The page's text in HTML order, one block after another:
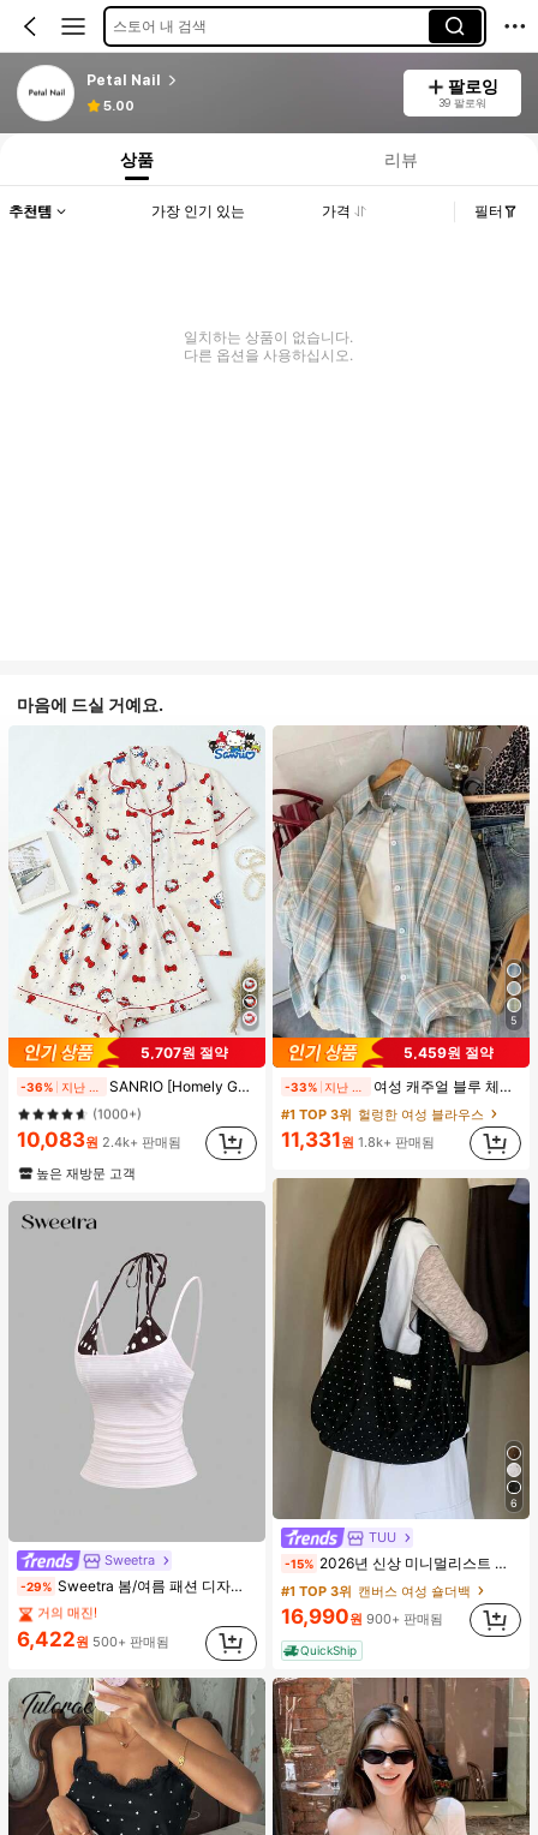
스토어 내 검색
Petal Nail
5.00
팔로잉
39 팔로워
상품 리뷰
추천템 가장 인기 있는 가격 필터
일치하는 상품이 없습니다.
다른 옵션을 사용하십시오.
마음에 드실 거예요.
5,707원 절약
-36% SANRIO [Homely Gents]2개/세트 여성 프린트 라펠 반팔 버튼 포켓 상의 및 보우 반바지 잠옷 세트, 캐주얼 홈웨어, 봄/여름에 적합
#1 TOP 3위
프라이드 월 여성 파자마 세트
(1000+)
#1 TOP 3위
프라이드 월 여성 파자마 세트
(1000+)
#1 TOP 3위
프라이드 월 여성 파자마 세트
(1000+)
#1 TOP 3위
프라이드 월 여성 파자마 세트
10,083원 2.4k+ 판매됨
높은 재방문 고객
Sweetra
-29% Sweetra 봄/여름 패션 디자인 핑크 스트라이프 브라운 폴카 도트 스파게티 스트랩 2 In 1 스위트 걸리시 비치 로맨틱 휴가 스타일 여성용 캐미 탱크 탑
#5 TOP 3위
거의 매진!
#5 TOP 3위
짧은 여성 탱크 탑 & 카미스
거의 매진!
#5 TOP 3위
짧은 여성 탱크 탑 & 카미스
거의 매진!
#5 TOP 3위
짧은 여성 탱크 탑 & 카미스
6,422원 500+ 판매됨
5
5,459원 절약
-33% 여성 캐주얼 블루 체크 긴팔 버튼 프론트 폴리에스터 셔츠, 레귤러 핏, 봄 의류, 편안한 스타일
#1 TOP 3위 헐렁한 여성 블라우스
11,331원 1.8k+ 판매됨
6
TUU
-15% 2026년 신상 미니멀리스트 도트 캔버스 토트백, 대용량 캐주얼 다용도 통근 숄더 핸드백
#1 TOP 3위 캔버스 여성 숄더백
16,990원 900+ 판매됨
QuickShip